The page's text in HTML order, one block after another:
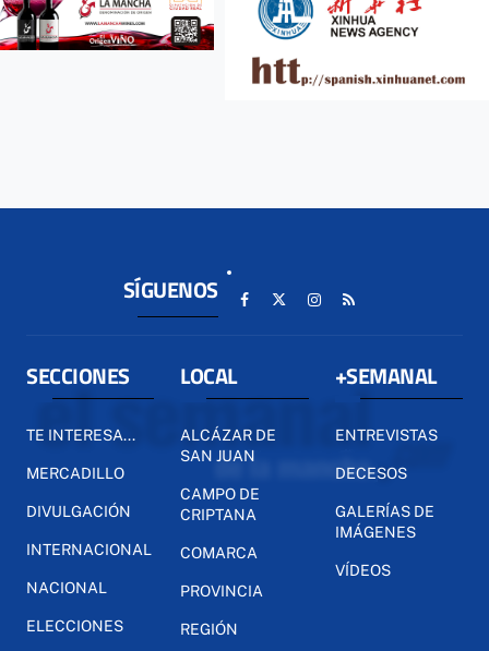
SÍGUENOS
SECCIONES
TE INTERESA...
MERCADILLO
DIVULGACIÓN
INTERNACIONAL
NACIONAL
ELECCIONES
LOCAL
ALCÁZAR DE
SAN JUAN
CAMPO DE
CRIPTANA
COMARCA
PROVINCIA
REGIÓN
+SEMANAL
ENTREVISTAS
DECESOS
GALERÍAS DE
IMÁGENES
VÍDEOS